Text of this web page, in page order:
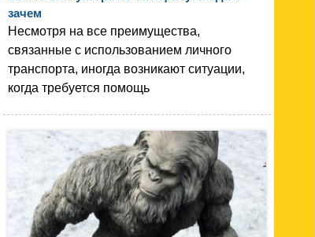
зачем
Несмотря на все преимущества,
связанные с использованием личного
транспорта, иногда возникают ситуации,
когда требуется помощь